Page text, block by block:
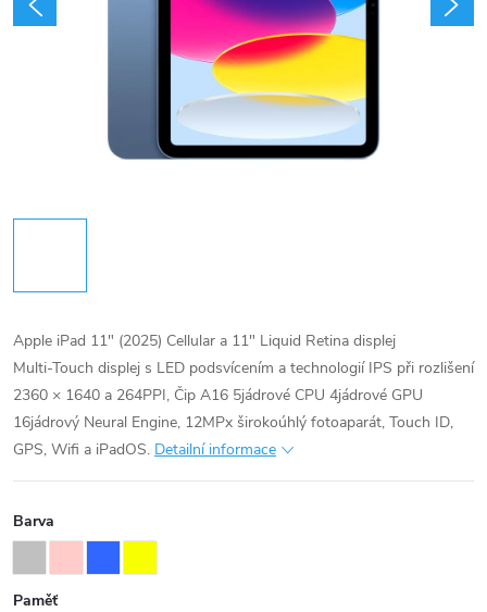
Apple iPad 11" (2025) Cellular a 11" Liquid Retina displej
Multi‑Touch displej s LED podsvícením a technologií IPS při rozlišení
2360 × 1640 a 264PPI, Čip A16 5jádrové CPU 4jádrové GPU
16jádrový Neural Engine, 12MPx širokoúhlý fotoaparát, Touch ID,
GPS, Wifi a iPadOS. Detailní informace
Barva
Paměť